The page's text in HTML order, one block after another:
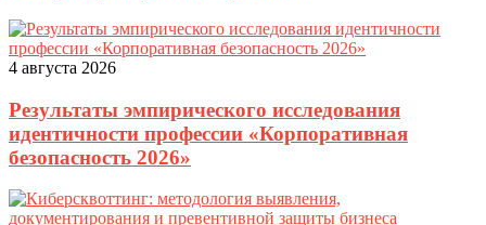
4 августа 2026
Результаты эмпирического исследования
идентичности профессии «Корпоративная
безопасность 2026»